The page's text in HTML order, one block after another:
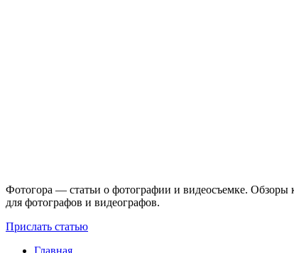
Фотогора — статьи о фотографии и видеосъемке. Обзоры
для фотографов и видеографов.
Прислать статью
Главная